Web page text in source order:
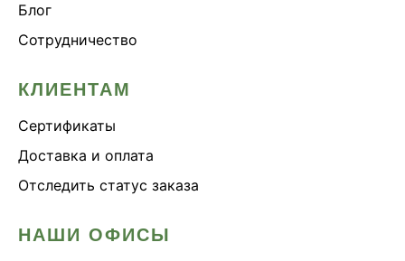
Блог
Сотрудничество
КЛИЕНТАМ
Сертификаты
Доставка и оплата
Отследить статус заказа
НАШИ ОФИСЫ